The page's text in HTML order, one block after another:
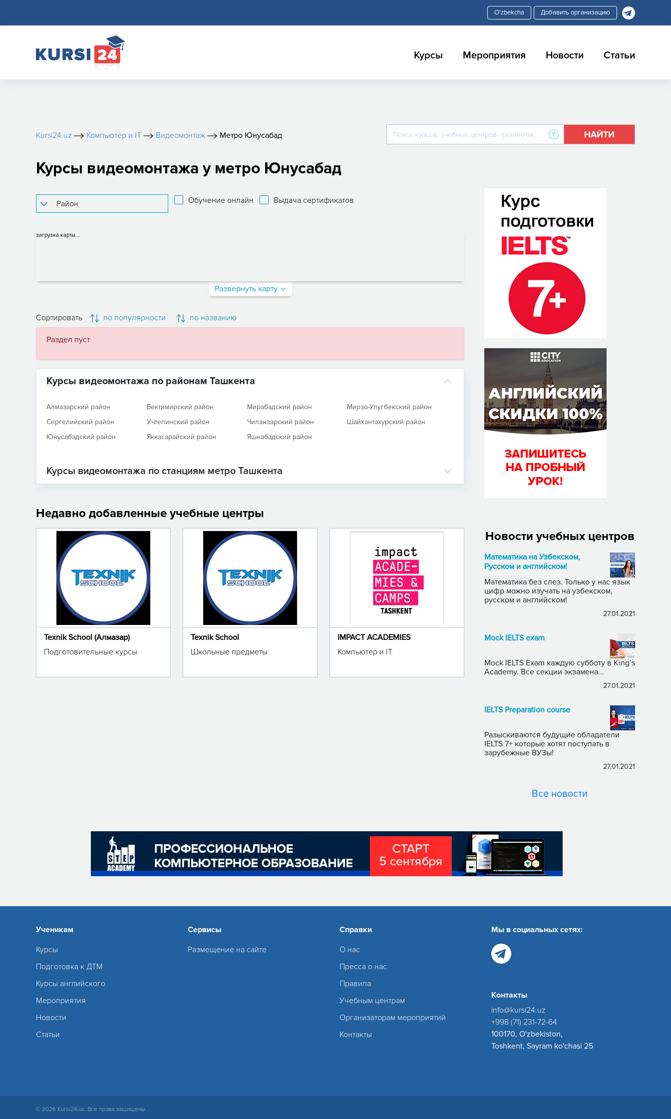
Добавить организацию
Курсы Мероприятия Новости Статьи
Kursi24.uz Компьютер и IT Видеомонтаж Метро Юнусабад НАЙТИ
Курсы видеомонтажа у метро Юнусабад
Обучение онлайн Выдача сертификатов
загрузка карты...
Развернуть карту
Сортировать по популярности по названию
Раздел пуст
Курсы видеомонтажа по районам Ташкента
Алмазарский район Бектимирский район Мирабадский район
Мирзо-Улугбекский район
Сергелийский район
Учтепинский район Чиланзарский район
Шайхантахурский район
Юнусабадский район
Яккасарайский район Яшнабадский район
Курсы видеомонтажа по станциям метро Ташкента
Недавно добавленные учебные центры
Texnik School (Алмазар)
Подготовительные курсы
Texnik School
Школьные предметы
IMPACT ACADEMIES
Компьютер и IT
Новости учебных центров
Математика на Узбекском,
Русском и английском!
Математика без слез. Только у нас язык
цифр можно изучать на узбекском,
русском и английском!
27.01.2021
Mock IELTS exam
Mock IELTS Exam каждую субботу в King’s
Academy. Все секции экзамена...
27.01.2021
IELTS Preparation course
Разыскиваются будущие обладатели
IELTS 7+ которые хотят поступать в
зарубежные ВУЗы!
27.01.2021
Все новости
Ученикам
Курсы
Подготовка к ДТМ
Курсы английского
Мероприятия
Новости
Статьи
Сервисы
Размещение на сайте
Справки
О нас
Пресса о нас
Правила
Учебным центрам
Организаторам мероприятий
Контакты
Мы в социальных сетях:
Контакты
info@kursi24.uz
+998 (71) 231-72-64
100170, O'zbekiston,
Toshkent, Sayram ko'chasi 25
© 2026 Kursi24.uz. Все права защищены.